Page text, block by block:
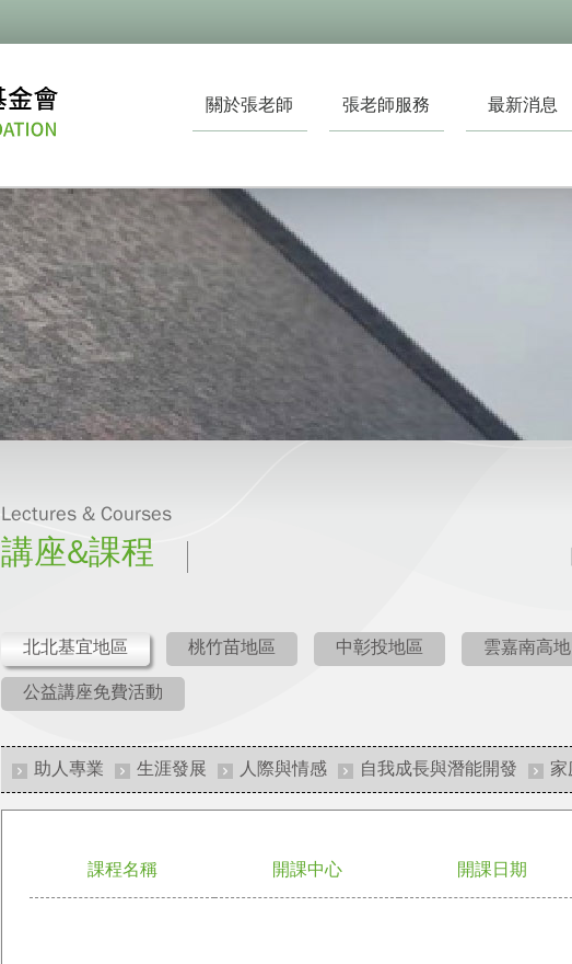
關於張老師 張老師服務 最新消息
Lectures & Courses
講座&課程
北北基宜地區 桃竹苗地區 中彰投地區 雲嘉南高
公益講座免費活動
助人專業 生涯發展 人際與情感 自我成長與潛能開發 家
課程名稱 開課中心 開課日期